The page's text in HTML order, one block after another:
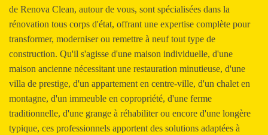
de Renova Clean, autour de vous, sont spécialisées dans la
rénovation tous corps d'état, offrant une expertise complète pour
transformer, moderniser ou remettre à neuf tout type de
construction. Qu'il s'agisse d'une maison individuelle, d'une
maison ancienne nécessitant une restauration minutieuse, d'une
villa de prestige, d'un appartement en centre-ville, d'un chalet en
montagne, d'un immeuble en copropriété, d'une ferme
traditionnelle, d'une grange à réhabiliter ou encore d'une longère
typique, ces professionnels apportent des solutions adaptées à